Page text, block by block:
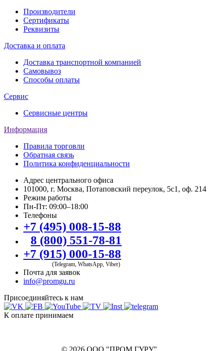
Производители
Сертификаты
Реквизиты
Доставка и оплата
Доставка транспортной компанией
Самовывоз
Способы оплаты
Сервис
Сервисные центры
Информация
Правила торговли
Обратная связь
Политика конфиденциальности
Адрес центрального офиса
101000, г. Москва, Потаповский переулок, 5с1, оф. 214
Режим работы
Пн-Пт: 09:00–18:00
Телефоны
+7 (495) 008-15-88
8 (800) 551-78-81
+7 (915) 000-15-88
(Telegram, WhatsApp, Viber)
Почта для заявок
info@promgu.ru
Присоединяйтесь к нам
К оплате принимаем